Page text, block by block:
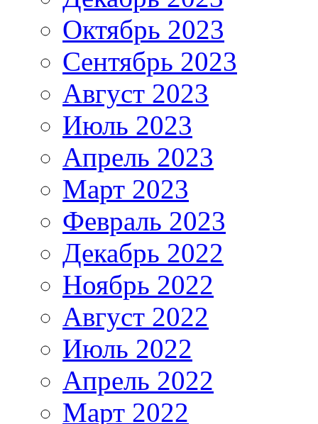
Октябрь 2023
Сентябрь 2023
Август 2023
Июль 2023
Апрель 2023
Март 2023
Февраль 2023
Декабрь 2022
Ноябрь 2022
Август 2022
Июль 2022
Апрель 2022
Март 2022